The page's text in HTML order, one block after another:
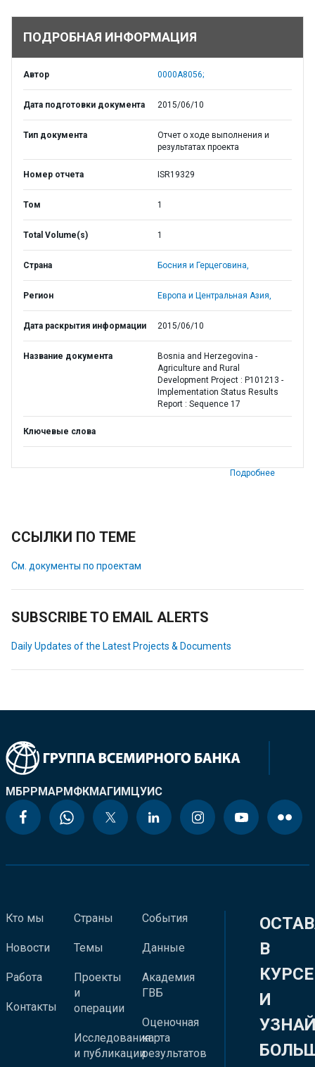
ПОДРОБНАЯ ИНФОРМАЦИЯ
Автор 0000A8056;
Дата подготовки документа 2015/06/10
Тип документа
Отчет о ходе выполнения и
результатах проекта
Номер отчета ISR19329
Том 1
Total Volume(s) 1
Страна Босния и Герцеговина,
Регион Европа и Центральная Азия,
Дата раскрытия информации 2015/06/10
Название документа
Bosnia and Herzegovina -
Agriculture and Rural
Development Project : P101213 -
Implementation Status Results
Report : Sequence 17
Ключевые слова
Подробнее
ССЫЛКИ ПО ТЕМЕ
См. документы по проектам
SUBSCRIBE TO EMAIL ALERTS
Daily Updates of the Latest Projects & Documents
МБРРМАРМФКМАГИМЦУИС
Кто мы
Новости
Работа
Контакты
Страны
Темы
Проекты
и
операции
Исследования
и публикации
События
Данные
Академия
ГВБ
Оценочная
карта
результатов
В
КУРСЕ
И